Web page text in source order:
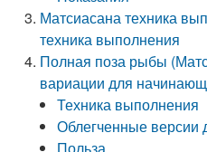
Матсиасана техника
техника выполнения
Полная поза рыбы
вариации для
Техника выполнения
Облегченные